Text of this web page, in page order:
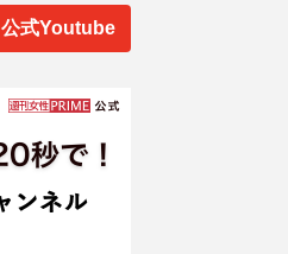
公式Youtube